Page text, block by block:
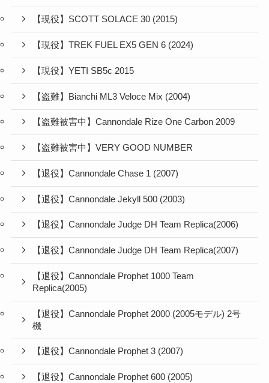
【現役】SCOTT SOLACE 30 (2015)
【現役】TREK FUEL EX5 GEN 6 (2024)
【現役】YETI SB5c 2015
【盗難】Bianchi ML3 Veloce Mix (2004)
【盗難被害中】Cannondale Rize One Carbon 2009
【盗難被害中】VERY GOOD NUMBER
【退役】Cannondale Chase 1 (2007)
【退役】Cannondale Jekyll 500 (2003)
【退役】Cannondale Judge DH Team Replica(2006)
【退役】Cannondale Judge DH Team Replica(2007)
【退役】Cannondale Prophet 1000 Team
Replica(2005)
【退役】Cannondale Prophet 2000 (2005モデル) 2号
機
【退役】Cannondale Prophet 3 (2007)
【退役】Cannondale Prophet 600 (2005)